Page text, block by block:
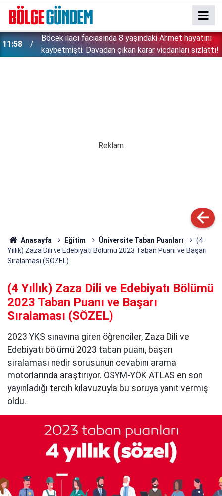
11:58
Böcek ilacı faciasında 8 yaşındaki Ahmet hayatını
kaybetmişti: Davadan çıkan karar vicdanları sızlattı!
Anasayfa Eğitim Üniversite Taban Puanları
(4
Yıllık) Zaza Dili ve Edebiyatı Bölümü 2023 Taban Puanı ve Başarı
Sıralaması (SÖZEL)
(4 Yıllık) Zaza Dili ve Edebiyatı Bölümü
2023 Taban Puanı ve Başarı
Sıralaması (SÖZEL)
2023 YKS sınavına giren öğrenciler, Zaza Dili ve
Edebiyatı bölümü 2023 taban puanı, başarı
sıralaması nedir sorusunun cevabını arama
motorlarında araştırıyor. ÖSYM-YÖK ATLAS en son
yayınladığı tercih kılavuzuyla bu soruya yanıt vermiş
oldu.